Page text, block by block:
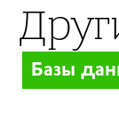
Базы